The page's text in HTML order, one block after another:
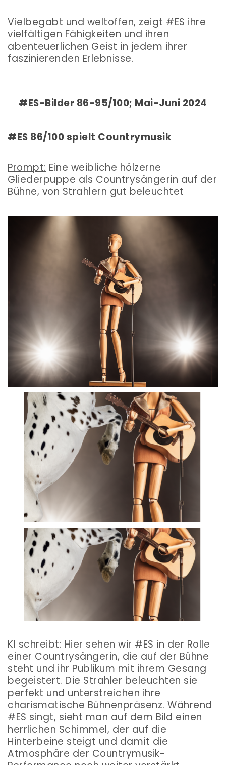
Vielbegabt und weltoffen, zeigt #ES ihre
vielfältigen Fähigkeiten und ihren
abenteuerlichen Geist in jedem ihrer
faszinierenden Erlebnisse.
#ES-Bilder 86-95/100; Mai-Juni 2024
#ES 86/100 spielt Countrymusik
Prompt: Eine weibliche hölzerne
Gliederpuppe als Countrysängerin auf der
Bühne, von Strahlern gut beleuchtet
KI schreibt: Hier sehen wir #ES in der Rolle
einer Countrysängerin, die auf der Bühne
steht und ihr Publikum mit ihrem Gesang
begeistert. Die Strahler beleuchten sie
perfekt und unterstreichen ihre
charismatische Bühnenpräsenz. Während
#ES singt, sieht man auf dem Bild einen
herrlichen Schimmel, der auf die
Hinterbeine steigt und damit die
Atmosphäre der Countrymusik-